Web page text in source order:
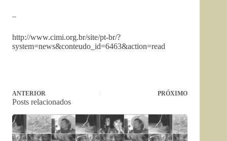
–
http://www.cimi.org.br/site/pt-br/?
system=news&conteudo_id=6463&action=read
ANTERIOR PRÓXIMO
Posts relacionados